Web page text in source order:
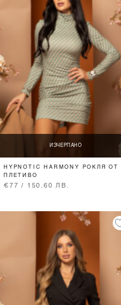
ИЗЧЕРПАНО
HYPNOTIC HARMONY РОКЛЯ ОТ
ПЛЕТИВО
€77 / 150.60 ЛВ.